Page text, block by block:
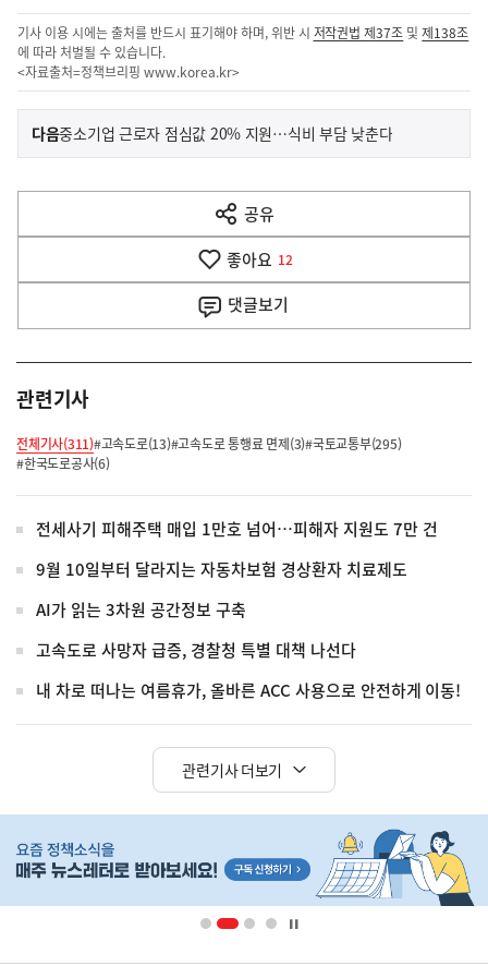
기사 이용 시에는 출처를 반드시 표기해야 하며, 위반 시 저작권법 제37조 및제138조
에 따라 처벌될 수 있습니다.
<자료출처=정책브리핑 www.korea.kr>
이
전
다
음
다음기
사
중소기업 근로자 점심값 20% 지원…식비 부담 낮춘다
공유
열
기
좋아요 12
댓글보기
관련기사
전체기사(311)#고속도로(13)#고속도로 통행료 면제(3)#국토교통부(295)
#한국도로공사(6)
전세사기 피해주택 매입 1만호 넘어…피해자 지원도 7만 건
9월 10일부터 달라지는 자동차보험 경상환자 치료제도
AI가 읽는 3차원 공간정보 구축
고속도로 사망자 급증, 경찰청 특별 대책 나선다
내 차로 떠나는 여름휴가, 올바른 ACC 사용으로 안전하게 이동!
관련기사 더보기
단
배
영